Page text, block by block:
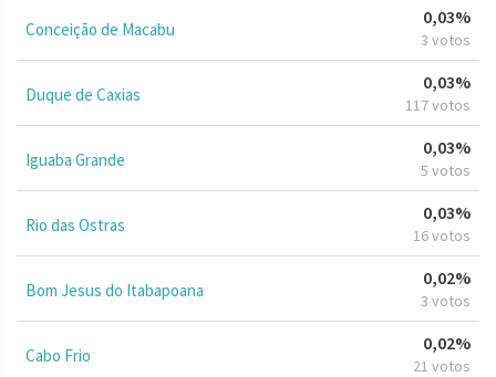
Conceição de Macabu
0,03%
3 votos
Duque de Caxias
0,03%
117 votos
Iguaba Grande
0,03%
5 votos
Rio das Ostras
0,03%
16 votos
Bom Jesus do Itabapoana
0,02%
3 votos
Cabo Frio
0,02%
21 votos